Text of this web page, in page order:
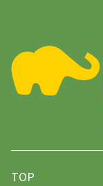
TOP